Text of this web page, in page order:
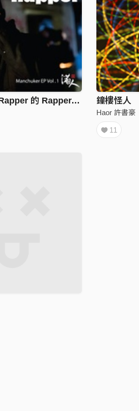
(國) AP 滿人 - Rapper 的 Rapper. 09' New Single. MV Coming Soon 萬眾矚目 鐘樓怪人
Haor 許書豪
11